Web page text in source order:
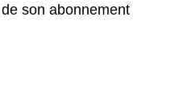
son abonnement